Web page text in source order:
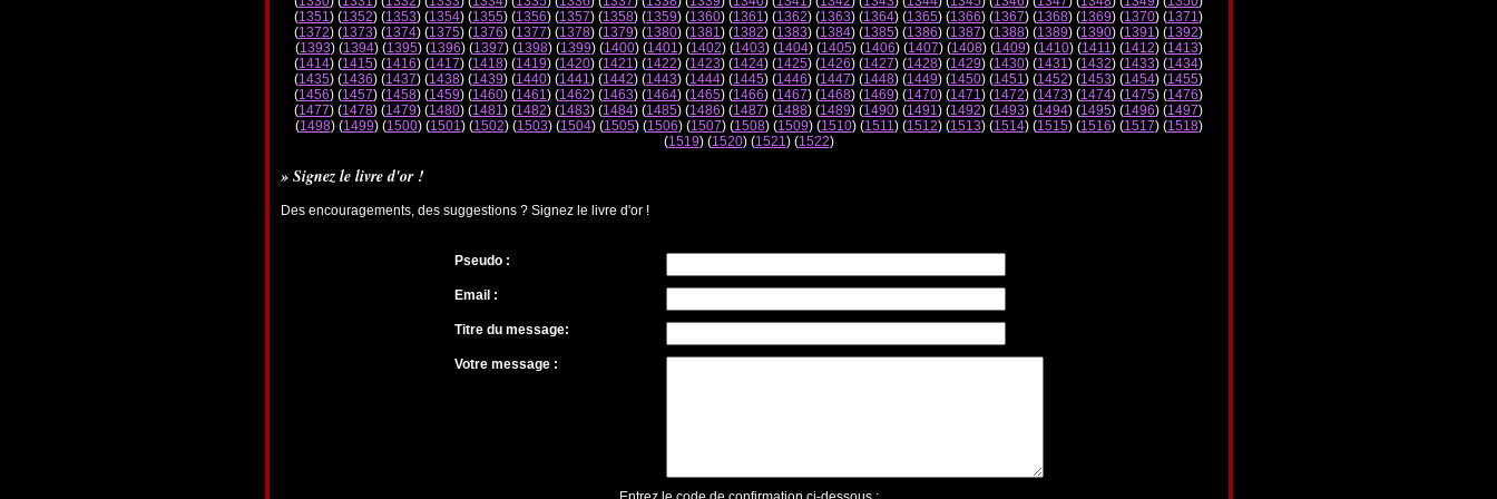
(1351) (1352) (1353) (1354) (1355) (1356) (1357) (1358) (1359) (1360) (1361) (1362) (1363) (1364) (1365) (1366) (1367) (1368) (1369) (1370) (1371)
(1372) (1373) (1374) (1375) (1376) (1377) (1378) (1379) (1380) (1381) (1382) (1383) (1384) (1385) (1386) (1387) (1388) (1389) (1390) (1391) (1392)
(1393) (1394) (1395) (1396) (1397) (1398) (1399) (1400) (1401) (1402) (1403) (1404) (1405) (1406) (1407) (1408) (1409) (1410) (1411) (1412) (1413)
(1414) (1415) (1416) (1417) (1418) (1419) (1420) (1421) (1422) (1423) (1424) (1425) (1426) (1427) (1428) (1429) (1430) (1431) (1432) (1433) (1434)
(1435) (1436) (1437) (1438) (1439) (1440) (1441) (1442) (1443) (1444) (1445) (1446) (1447) (1448) (1449) (1450) (1451) (1452) (1453) (1454) (1455)
(1456) (1457) (1458) (1459) (1460) (1461) (1462) (1463) (1464) (1465) (1466) (1467) (1468) (1469) (1470) (1471) (1472) (1473) (1474) (1475) (1476)
(1477) (1478) (1479) (1480) (1481) (1482) (1483) (1484) (1485) (1486) (1487) (1488) (1489) (1490) (1491) (1492) (1493) (1494) (1495) (1496) (1497)
(1498) (1499) (1500) (1501) (1502) (1503) (1504) (1505) (1506) (1507) (1508) (1509) (1510) (1511) (1512) (1513) (1514) (1515) (1516) (1517) (1518)
(1519) (1520) (1521) (1522)
» Signez le livre d'or !
Des encouragements, des suggestions ? Signez le livre d'or !
Pseudo :
Email :
Titre du message:
Votre message :